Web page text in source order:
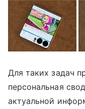
Для таких задач
персональная
актуальной